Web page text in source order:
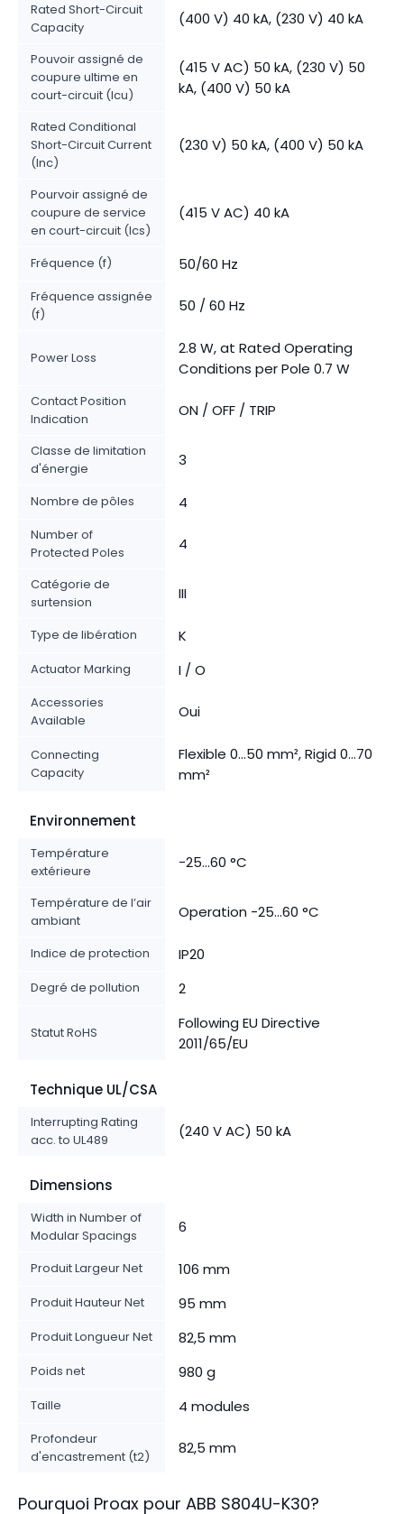
Rated Short-Circuit
Capacity
(400 V) 40 kA, (230 V) 40 kA
Pouvoir assigné de
coupure ultime en
court-circuit (Icu)
(415 V AC) 50 kA, (230 V) 50
kA, (400 V) 50 kA
Rated Conditional
Short-Circuit Current
(Inc)
(230 V) 50 kA, (400 V) 50 kA
Pourvoir assigné de
coupure de service
en court-circuit (Ics)
(415 V AC) 40 kA
Fréquence (f) 50/60 Hz
Fréquence assignée
(f)
50 / 60 Hz
Power Loss
2.8 W, at Rated Operating
Conditions per Pole 0.7 W
Contact Position
Indication
ON / OFF / TRIP
Classe de limitation
d'énergie
3
Nombre de pôles 4
Number of
Protected Poles
4
Catégorie de
surtension
III
Type de libération K
Actuator Marking I / O
Accessories
Available
Oui
Connecting
Capacity
Flexible 0...50 mm², Rigid 0...70
mm²
Environnement
Température
extérieure
-25...60 °C
Température de l’air
ambiant
Operation -25...60 °C
Indice de protection IP20
Degré de pollution 2
Statut RoHS
Following EU Directive
2011/65/EU
Technique UL/CSA
Interrupting Rating
acc. to UL489
(240 V AC) 50 kA
Dimensions
Width in Number of
Modular Spacings
6
Produit Largeur Net 106 mm
Produit Hauteur Net 95 mm
Produit Longueur Net 82,5 mm
Poids net 980 g
Taille 4 modules
Profondeur
d'encastrement (t2)
82,5 mm
Pourquoi Proax pour ABB S804U-K30?